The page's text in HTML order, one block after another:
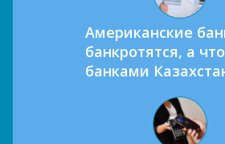
Американские
банкротятся, а
банками